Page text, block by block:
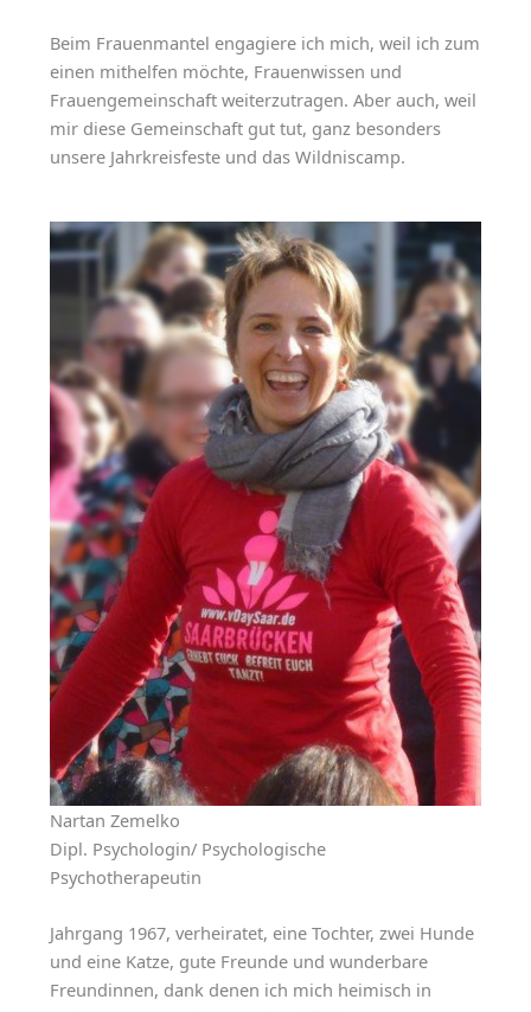
Beim Frauenmantel engagiere ich mich, weil ich zum
einen mithelfen möchte, Frauenwissen und
Frauengemeinschaft weiterzutragen. Aber auch, weil
mir diese Gemeinschaft gut tut, ganz besonders
unsere Jahrkreisfeste und das Wildniscamp.
Nartan Zemelko
Dipl. Psychologin/ Psychologische
Psychotherapeutin
Jahrgang 1967, verheiratet, eine Tochter, zwei Hunde
und eine Katze, gute Freunde und wunderbare
Freundinnen, dank denen ich mich heimisch in